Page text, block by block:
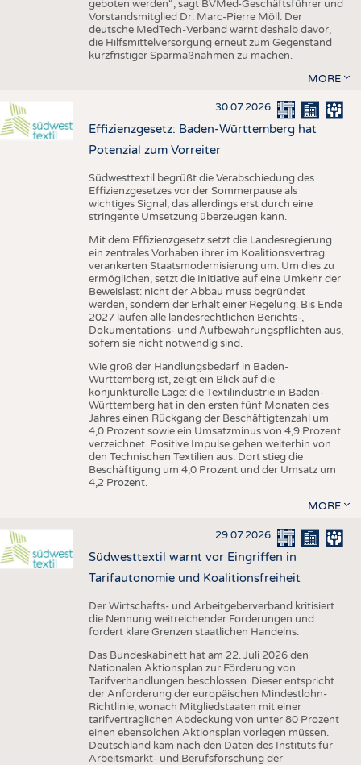
geboten werden“, sagt BVMed-Geschäftsführer und
Vorstandsmitglied Dr. Marc-Pierre Möll. Der
deutsche MedTech-Verband warnt deshalb davor,
die Hilfsmittelversorgung erneut zum Gegenstand
kurzfristiger Sparmaßnahmen zu machen.
MORE
30.07.2026
Effizienzgesetz: Baden-Württemberg hat
Potenzial zum Vorreiter
Südwesttextil begrüßt die Verabschiedung des
Effizienzgesetzes vor der Sommerpause als
wichtiges Signal, das allerdings erst durch eine
stringente Umsetzung überzeugen kann.
Mit dem Effizienzgesetz setzt die Landesregierung
ein zentrales Vorhaben ihrer im Koalitionsvertrag
verankerten Staatsmodernisierung um. Um dies zu
ermöglichen, setzt die Initiative auf eine Umkehr der
Beweislast: nicht der Abbau muss begründet
werden, sondern der Erhalt einer Regelung. Bis Ende
2027 laufen alle landesrechtlichen Berichts-,
Dokumentations- und Aufbewahrungspflichten aus,
sofern sie nicht notwendig sind.
Wie groß der Handlungsbedarf in Baden-
Württemberg ist, zeigt ein Blick auf die
konjunkturelle Lage: die Textilindustrie in Baden-
Württemberg hat in den ersten fünf Monaten des
Jahres einen Rückgang der Beschäftigtenzahl um
4,0 Prozent sowie ein Umsatzminus von 4,9 Prozent
verzeichnet. Positive Impulse gehen weiterhin von
den Technischen Textilien aus. Dort stieg die
Beschäftigung um 4,0 Prozent und der Umsatz um
4,2 Prozent.
MORE
29.07.2026
Südwesttextil warnt vor Eingriffen in
Tarifautonomie und Koalitionsfreiheit
Der Wirtschafts- und Arbeitgeberverband kritisiert
die Nennung weitreichender Forderungen und
fordert klare Grenzen staatlichen Handelns.
Das Bundeskabinett hat am 22. Juli 2026 den
Nationalen Aktionsplan zur Förderung von
Tarifverhandlungen beschlossen. Dieser entspricht
der Anforderung der europäischen Mindestlohn-
Richtlinie, wonach Mitgliedstaaten mit einer
tarifvertraglichen Abdeckung von unter 80 Prozent
einen ebensolchen Aktionsplan vorlegen müssen.
Deutschland kam nach den Daten des Instituts für
Arbeitsmarkt- und Berufsforschung der